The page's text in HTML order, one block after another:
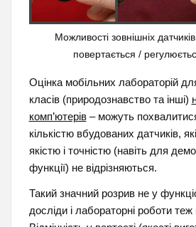
Можливості зовнішніх
повертається /
Оцінка мобільних лабораторій
класів (природознавство та інші)
комп’ютерів– можуть
кількістю вбудованих датчиків,
якістю і точністю (навіть для
функції) не відрізняються.
Такий значний розрив не у
досліди і лабораторні роботи